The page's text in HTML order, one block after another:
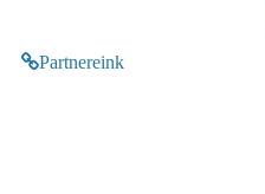
Partnereink